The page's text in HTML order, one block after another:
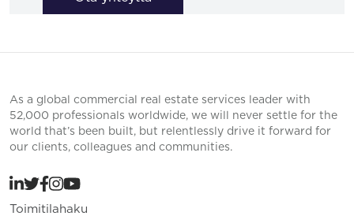
As a global commercial real estate services leader with
52,000 professionals worldwide, we will never settle for the
world that’s been built, but relentlessly drive it forward for
our clients, colleagues and communities.
Toimitilahaku